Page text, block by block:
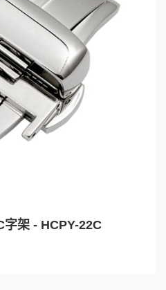
架 - HCPY-22C